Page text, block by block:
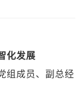
化发展
组成员、副总经